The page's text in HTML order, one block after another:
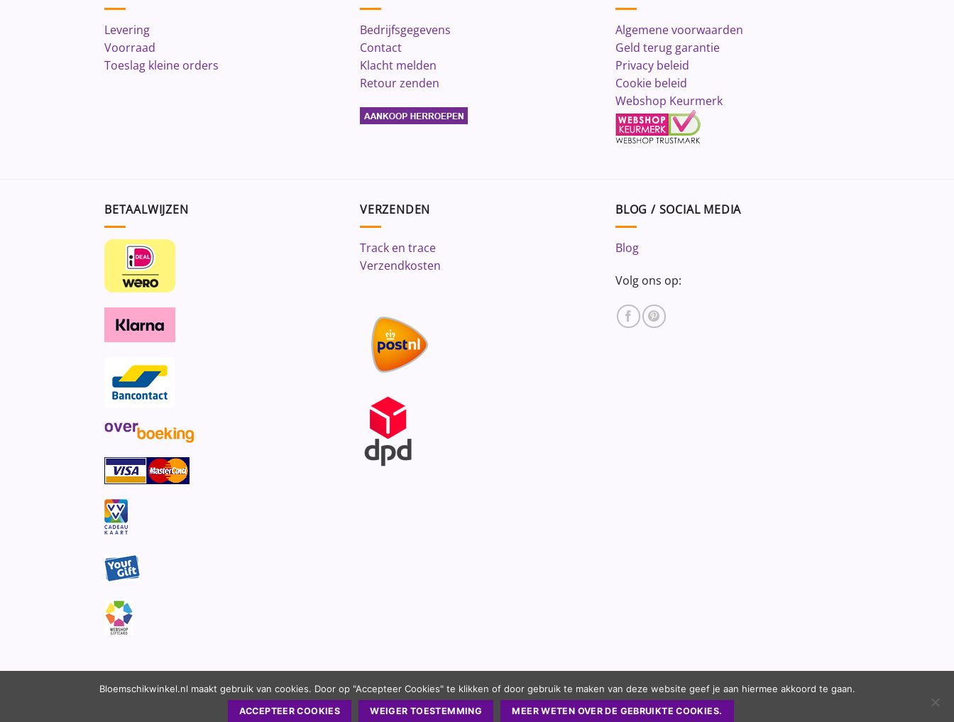
Levering
Voorraad
Toeslag kleine orders
Bedrijfsgegevens
Contact
Klacht melden
Retour zenden
Algemene voorwaarden
Geld terug garantie
Privacy beleid
Cookie beleid
Webshop Keurmerk
BETAALWIJZEN VERZENDEN
Track en trace
Verzendkosten
BLOG / SOCIAL MEDIA
Blog
Volg ons op:
Bloemschikwinkel
Bloemschikwinkel.nl maakt gebruik van cookies. Door op "Accepteer Cookies" te klikken of door gebruik te maken van deze website geef je aan hiermee akkoord te gaan.
ACCEPTEER COOKIES WEIGER TOESTEMMING MEER WETEN OVER DE GEBRUIKTE COOKIES.